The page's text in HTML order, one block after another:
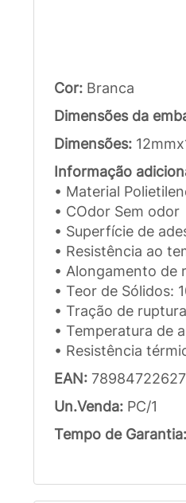
Cor: Branca
Dimensões da
Dimensões:
Informação
• Material
• COdor Sem odor
• Superfície de
• Resistência ao
• Alongamento de
• Teor de Sólidos:
• Tração de
• Temperatura de
• Resistência
EAN:
Un.Venda: PC/1
Tempo de Garantia: